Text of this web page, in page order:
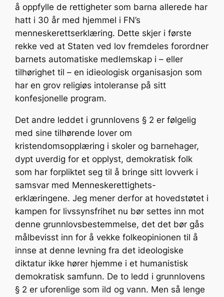
å oppfylle de rettigheter som barna allerede har
hatt i 30 år med hjemmel i FN’s
menneskerettserklæring. Dette skjer i første
rekke ved at Staten ved lov fremdeles forordner
barnets automatiske medlemskap i – eller
tilhørighet til – en idieologisk organisasjon som
har en grov religiøs intoleranse på sitt
konfesjonelle program.
Det andre leddet i grunnlovens § 2 er følgelig
med sine tilhørende lover om
kristendomsopplæring i skoler og barnehager,
dypt uverdig for et opplyst, demokratisk folk
som har forpliktet seg til å bringe sitt lovverk i
samsvar med Menneskerettighets-
erklæringene. Jeg mener derfor at hovedstøtet i
kampen for livssynsfrihet nu bør settes inn mot
denne grunnlovsbestemmelse, det det bør gås
målbevisst inn for å vekke folkeopinionen til å
innse at denne levning fra det ideologiske
diktatur ikke hører hjemme i et humanistisk
demokratisk samfunn. De to ledd i grunnlovens
§ 2 er uforenlige som ild og vann. Men så lenge